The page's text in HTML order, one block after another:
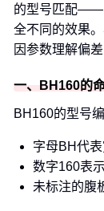
的型号匹配——
全不同的效果
因参数理解偏
一、BH160的
BH160的型号
字母BH代
数字160表
未标注的腹